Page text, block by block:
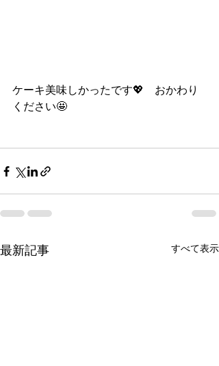
ケーキ美味しかったです💖　おかわり
ください🤩
最新記事 すべて表示